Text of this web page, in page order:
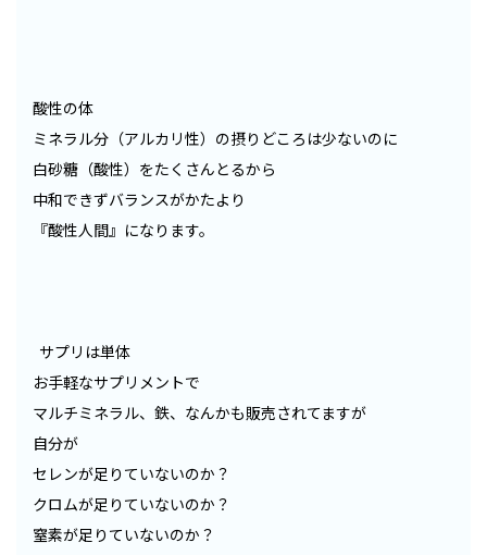
酸性の体
ミネラル分（アルカリ性）の摂りどころは少ないのに
白砂糖（酸性）をたくさんとるから
中和できずバランスがかたより
『酸性人間』になります。
サプリは単体
お手軽なサプリメントで
マルチミネラル、鉄、なんかも販売されてますが
自分が
セレンが足りていないのか？
クロムが足りていないのか？
窒素が足りていないのか？